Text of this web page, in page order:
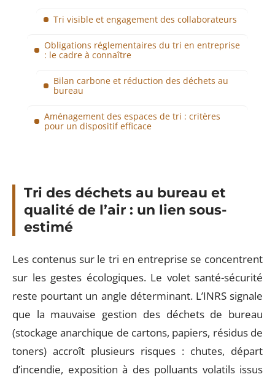
Tri visible et engagement des collaborateurs
Obligations réglementaires du tri en entreprise
: le cadre à connaître
Bilan carbone et réduction des déchets au
bureau
Aménagement des espaces de tri : critères
pour un dispositif efficace
Tri des déchets au bureau et
qualité de l’air : un lien sous-
estimé
Les contenus sur le tri en entreprise se concentrent
sur les gestes écologiques. Le volet santé-sécurité
reste pourtant un angle déterminant. L’INRS signale
que la mauvaise gestion des déchets de bureau
(stockage anarchique de cartons, papiers, résidus de
toners) accroît plusieurs risques : chutes, départ
d’incendie, exposition à des polluants volatils issus